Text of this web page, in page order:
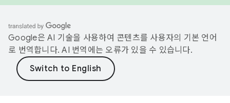
Google은 AI 기술을 사용하여 콘텐츠를 사용자의 기본 언어
로 번역합니다. AI 번역에는 오류가 있을 수 있습니다.